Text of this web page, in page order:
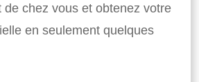
de chez vous et obtenez votre
en seulement quelques